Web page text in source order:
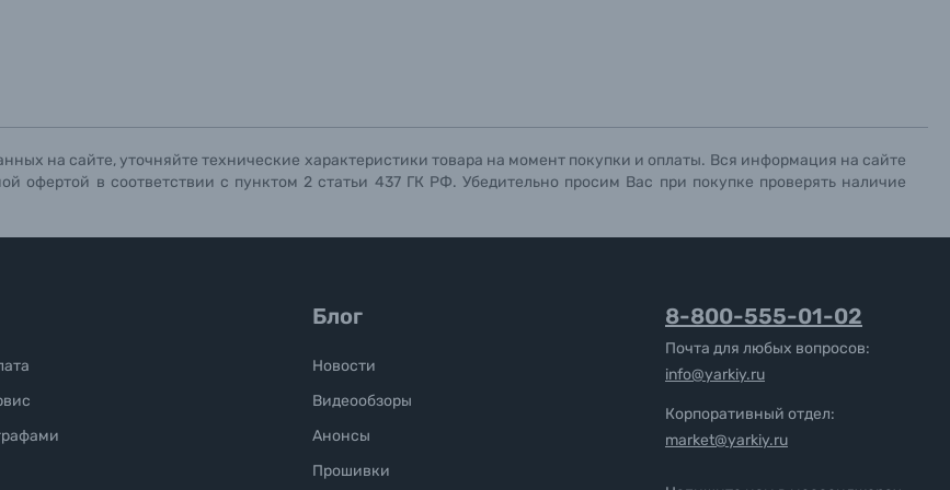
на сайте, уточняйте технические характеристики товара на момент покупки и оплаты. Вся информация на сайте
офертой в соответствии с пунктом 2 статьи 437 ГК РФ. Убедительно просим Вас при покупке проверять наличие
Блог
Новости
Видеообзоры
Анонсы
Прошивки
8-800-555-01-02
Почта для любых вопросов:
info@yarkiy.ru
Корпоративный отдел:
market@yarkiy.ru